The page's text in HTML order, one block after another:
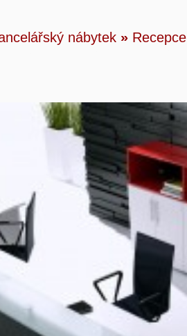
nábytek » Recepce
»